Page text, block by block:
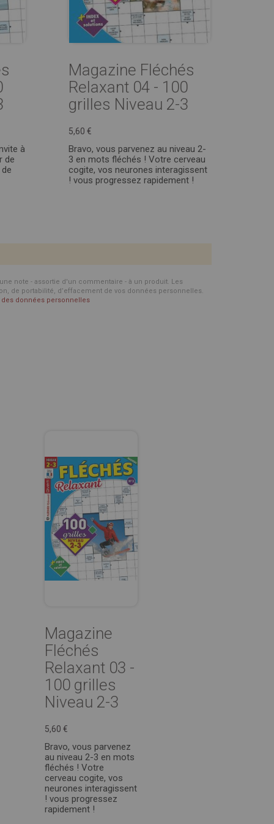
à
de
Magazine Fléchés
Relaxant 04 - 100
grilles Niveau 2-3
5,60 €
Bravo, vous parvenez au niveau 2-
3 en mots fléchés ! Votre cerveau
cogite, vos neurones interagissent
! vous progressez rapidement !
note - assortie d'un commentaire - à un produit. Les
de portabilité, d’effacement de vos données personnelles.
données personnelles
Magazine
Fléchés
Relaxant 03 -
100 grilles
Niveau 2-3
5,60 €
Bravo, vous parvenez
au niveau 2-3 en mots
fléchés ! Votre
cerveau cogite, vos
neurones interagissent
! vous progressez
rapidement !